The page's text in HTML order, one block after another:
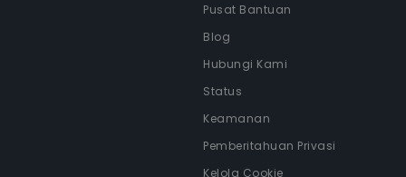
Pusat Bantuan
Blog
Hubungi Kami
Status
Keamanan
Pemberitahuan Privasi
Kelola Cookie